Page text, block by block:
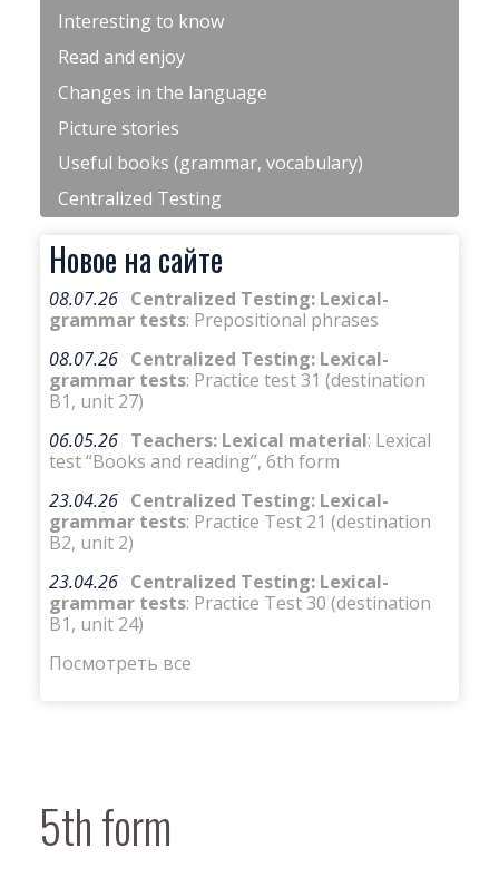
Interesting to know
Read and enjoy
Changes in the language
Picture stories
Useful books (grammar, vocabulary)
Centralized Testing
Новое на сайте
08.07.26 Centralized Testing: Lexical-
grammar tests: Prepositional phrases
08.07.26 Centralized Testing: Lexical-
grammar tests: Practice test 31 (destination
B1, unit 27)
06.05.26 Teachers: Lexical material: Lexical
test “Books and reading”, 6th form
23.04.26 Centralized Testing: Lexical-
grammar tests: Practice Test 21 (destination
B2, unit 2)
23.04.26 Centralized Testing: Lexical-
grammar tests: Practice Test 30 (destination
B1, unit 24)
Посмотреть все
5th form